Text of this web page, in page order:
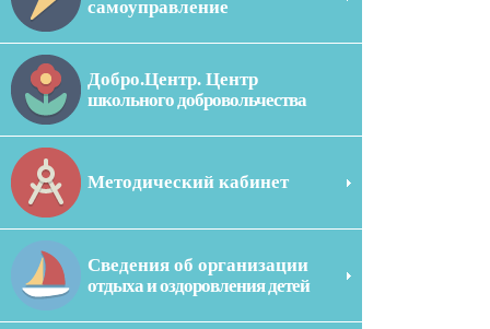
самоуправление
Добро.Центр. Центр
школьного добровольчества
Методический кабинет
Сведения об организации
отдыха и оздоровления детей